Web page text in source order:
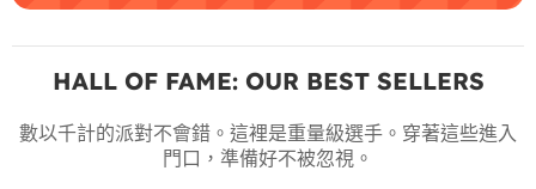
HALL OF FAME: OUR BEST SELLERS
數以千計的派對不會錯。這裡是重量級選手。穿著這些進入
門口，準備好不被忽視。